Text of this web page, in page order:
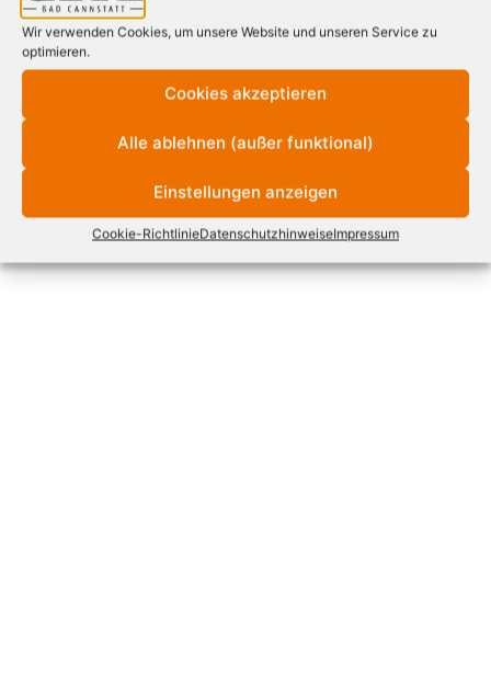
Wir verwenden Cookies, um unsere Website und unseren Service zu
optimieren.
Cookies akzeptieren
Alle ablehnen (außer funktional)
Einstellungen anzeigen
Cookie-RichtlinieDatenschutzhinweiseImpressum